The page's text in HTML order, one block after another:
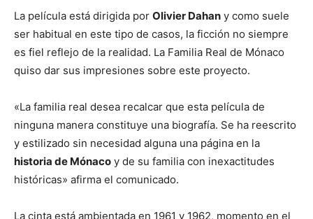
La película está dirigida por Olivier Dahan y como suele
ser habitual en este tipo de casos, la ficción no siempre
es fiel reflejo de la realidad. La Familia Real de Mónaco
quiso dar sus impresiones sobre este proyecto.
«La familia real desea recalcar que esta película de
ninguna manera constituye una biografía. Se ha reescrito
y estilizado sin necesidad alguna una página en la
historia de Mónaco y de su familia con inexactitudes
históricas» afirma el comunicado.
La cinta está ambientada en 1961 y 1962, momento en el